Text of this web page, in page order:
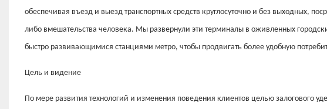
обеспечивая въезд и выезд транспортных средств круглосуточно и без выходных,
либо вмешательства человека. Мы развернули эти терминалы в оживленных
быстро развивающимися станциями метро, ​​чтобы продвигать более удобную
Цель и видение
По мере развития технологий и изменения поведения клиентов целью залогового